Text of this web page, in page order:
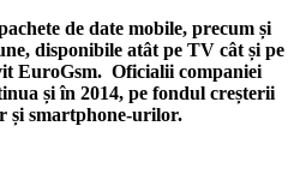
de date mobile, precum și
disponibile atât pe TV cât și pe
EuroGsm. Oficialii companiei
și în 2014, pe fondul creșterii
și smartphone-urilor.